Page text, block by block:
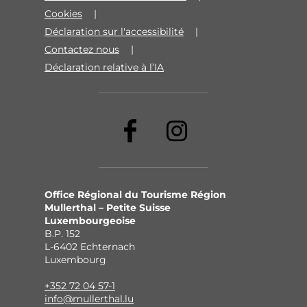
Cookies
Déclaration sur l'accessibilité
Contactez nous
Déclaration relative à l’IA
Office Régional du Tourisme Région
Mullerthal – Petite Suisse
Luxembourgeoise
B.P. 152
L-6402 Echternach
Luxembourg
+352 72 04 57-1
info@mullerthal.lu